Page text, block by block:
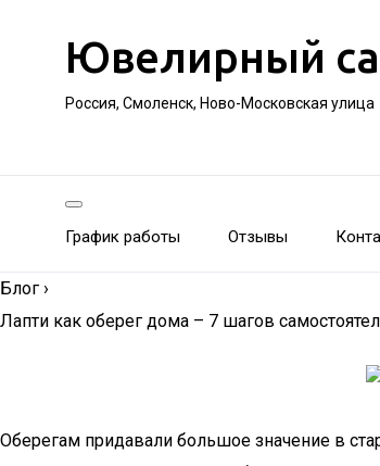
Ювелирный
Россия, Смоленск, Ново-Московская улица
График работы Отзывы
Блог ›
Лапти как оберег дома – 7 шагов
Оберегам придавали большое значение в